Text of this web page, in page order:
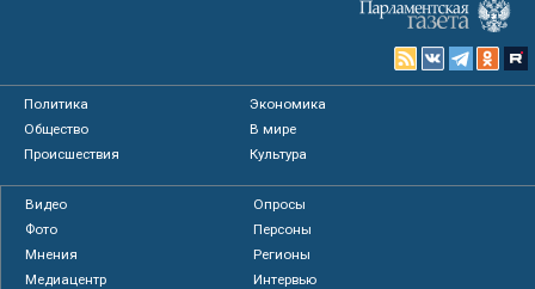
Политика
Экономика
Общество
В мире
Происшествия
Культура
Видео
Опросы
Фото
Персоны
Мнения
Регионы
Медиацентр
Интервью